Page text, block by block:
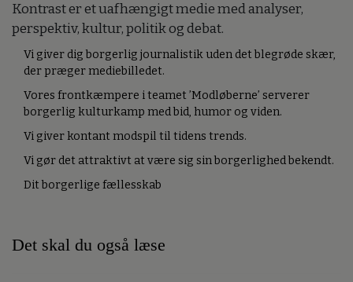
Kontrast er et uafhængigt medie med analyser,
perspektiv, kultur, politik og debat.
Vi giver dig borgerlig journalistik uden det blegrøde skær,
der præger mediebilledet.
Vores frontkæmpere i teamet ’Modløberne’ serverer
borgerlig kulturkamp med bid, humor og viden.
Vi giver kontant modspil til tidens trends.
Vi gør det attraktivt at være sig sin borgerlighed bekendt.
Dit borgerlige fællesskab
Det skal du også læse